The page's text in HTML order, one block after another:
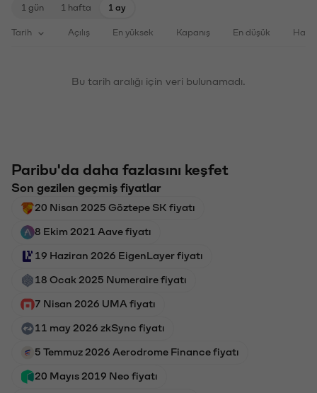
1 gün 1 hafta 1 ay
Tarih Açılış En yüksek Kapanış En düşük
Bu tarih aralığı için veri bulunamadı.
Paribu'da daha fazlasını keşfet
Son gezilen geçmiş fiyatlar
20 Nisan 2025 Göztepe SK fiyatı
8 Ekim 2021 Aave fiyatı
19 Haziran 2026 EigenLayer fiyatı
18 Ocak 2025 Numeraire fiyatı
7 Nisan 2026 UMA fiyatı
11 may 2026 zkSync fiyatı
5 Temmuz 2026 Aerodrome Finance fiyatı
20 Mayıs 2019 Neo fiyatı